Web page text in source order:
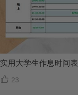
实用大学生作息时间表
 23